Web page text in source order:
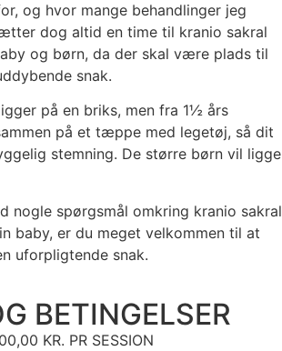
og hvor mange behandlinger jeg
dog altid en time til kranio sakral
og børn, da der skal være plads til
snak.
på en briks, men fra 1½ års
på et tæppe med legetøj, så dit
stemning. De større børn vil ligge
nogle spørgsmål omkring kranio sakral
baby, er du meget velkommen til at
uforpligtende snak.
BETINGELSER
KR. PR SESSION